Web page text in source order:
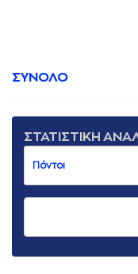
ΣΥΝΟΛΟ
ΣΤΑΤΙΣΤΙΚΗ